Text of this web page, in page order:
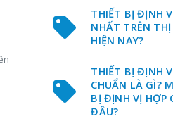
THIẾT BỊ ĐỊNH
NHẤT TRÊN
HIỆN NAY?
THIẾT BỊ ĐỊNH
CHUẨN LÀ GÌ?
BỊ ĐỊNH VỊ HỢP
ĐÂU?